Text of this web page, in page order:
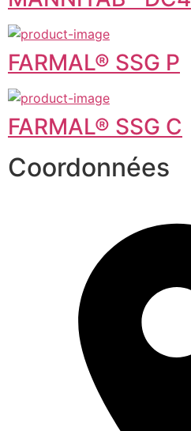
FARMAL® SSG P
FARMAL® SSG C
Coordonnées